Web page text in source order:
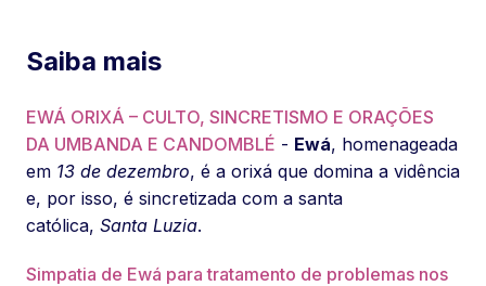
Saiba mais
EWÁ ORIXÁ – CULTO, SINCRETISMO E ORAÇÕES
DA UMBANDA E CANDOMBLÉ - Ewá, homenageada
em 13 de dezembro, é a orixá que domina a vidência
e, por isso, é sincretizada com a santa
católica, Santa Luzia.
Simpatia de Ewá para tratamento de problemas nos